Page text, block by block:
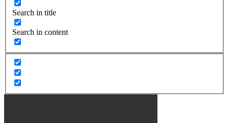
Search in title
Search in content